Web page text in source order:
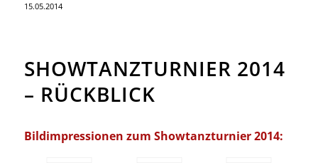
15.05.2014
SHOWTANZTURNIER 2014
– RÜCKBLICK
Bildimpressionen zum Showtanzturnier 2014: